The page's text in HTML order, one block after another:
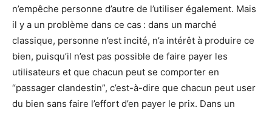
n’empêche personne d’autre de l’utiliser également. Mais
il y a un problème dans ce cas : dans un marché
classique, personne n’est incité, n’a intérêt à produire ce
bien, puisqu’il n’est pas possible de faire payer les
utilisateurs et que chacun peut se comporter en
“passager clandestin”, c’est-à-dire que chacun peut user
du bien sans faire l’effort d’en payer le prix. Dans un